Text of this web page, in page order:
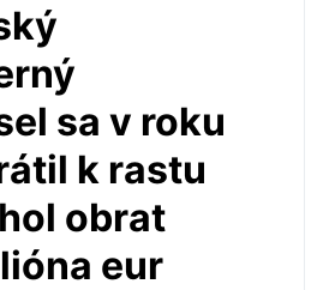
sa v roku
k rastu
obrat
eur